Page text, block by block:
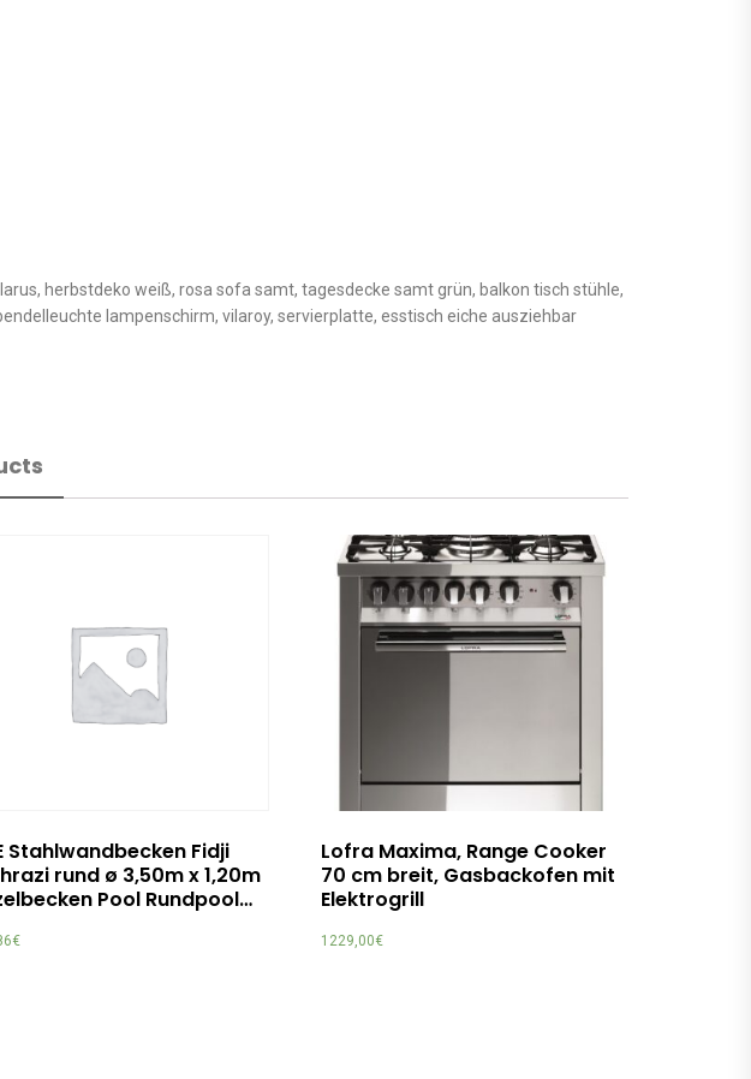
herbstdeko weiß, rosa sofa samt, tagesdecke samt grün, balkon tisch stühle,
lampenschirm, vilaroy, servierplatte, esstisch eiche ausziehbar
Stahlwandbecken Fidji
rund ø 3,50m x 1,20m
Pool Rundpool…
€
Lofra Maxima, Range Cooker
70 cm breit, Gasbackofen mit
Elektrogrill
1229,00€